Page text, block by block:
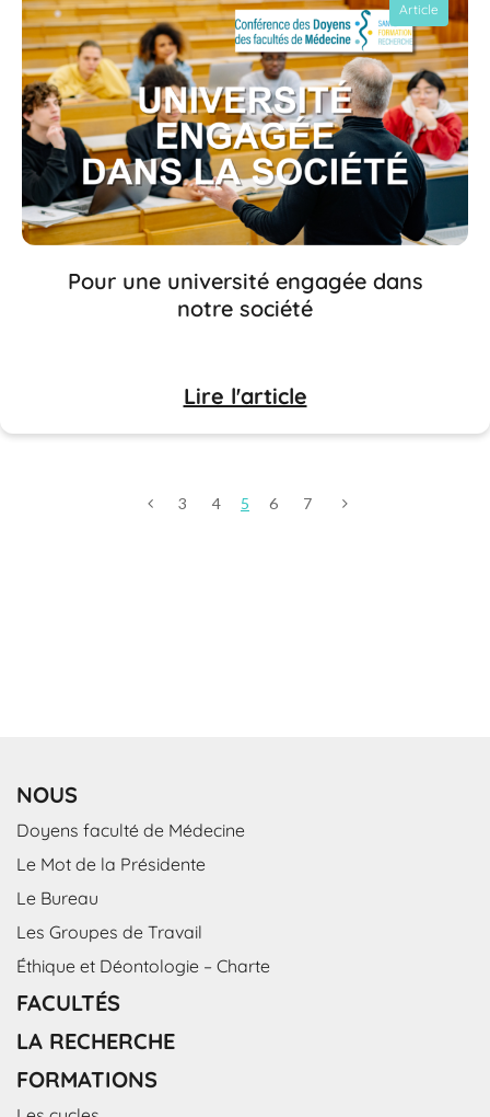
Article
Pour une université engagée dans
notre société
Lire l'article
3 4 5 6 7
NOUS
Doyens faculté de Médecine
Le Mot de la Présidente
Le Bureau
Les Groupes de Travail
Éthique et Déontologie – Charte
FACULTÉS
LA RECHERCHE
FORMATIONS